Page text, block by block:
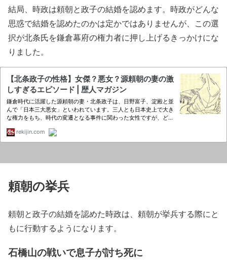
結局、時政は頼朝と政子の結婚を認めます。時政がどんな
思惑で結婚を認めたのかは定かではありませんが、この選
択が北条氏を鎌倉幕府の権力者に押し上げるきっかけにな
りました。
頼朝の挙兵
頼朝と政子の結婚を認めた時政は、頼朝が挙兵する際にと
もに行動するようになります。
石橋山の戦いで息子が討ち死に